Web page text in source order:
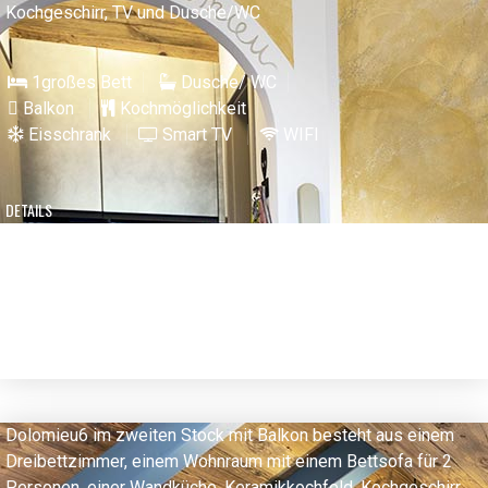
Kochgeschirr, TV und Dusche/WC
1großes Bett
Dusche/ WC
Balkon
Kochmöglichkeit
Eisschrank
Smart TV WIFI
DETAILS
Dolomieu6 im zweiten Stock mit Balkon besteht aus einem
Dreibettzimmer, einem Wohnraum mit einem Bettsofa für 2